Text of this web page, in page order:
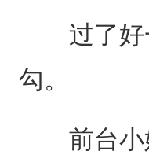
过了好一
勾。
前台小姐